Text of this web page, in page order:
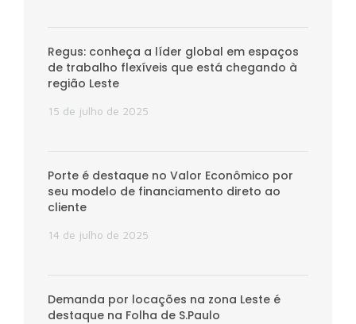
Regus: conheça a líder global em espaços
de trabalho flexíveis que está chegando à
região Leste
15 de julho de 2025
Porte é destaque no Valor Econômico por
seu modelo de financiamento direto ao
cliente
14 de julho de 2025
Demanda por locações na zona Leste é
destaque na Folha de S.Paulo